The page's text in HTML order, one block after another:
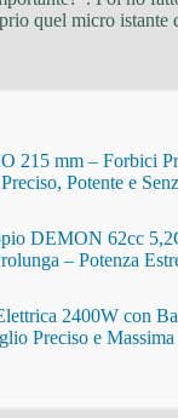
quel micro istante
215 mm – Forbici
Potente e
DEMON 62cc
– Potenza
2400W con
Preciso e